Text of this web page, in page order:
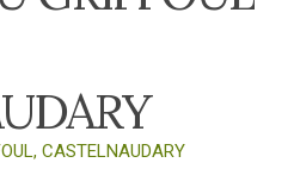
CASTELNAUDARY